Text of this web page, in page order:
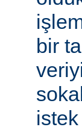
bir
istek